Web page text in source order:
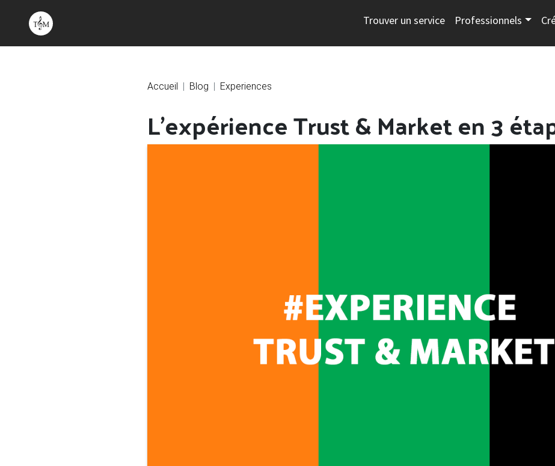
Trouver un service Professionnels
Accueil Blog Experiences
L’expérience Trust & Market en 3